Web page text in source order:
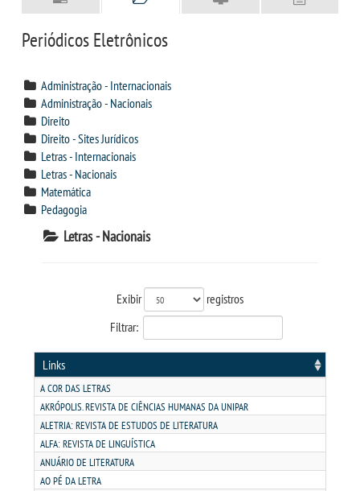
BACHARELADOS
LICENCIATURAS
VESTIBULAR
SEGUNDA GRADUAÇÃO
MATRÍCULA
EDITAL
PUBLICAÇÕES
Periódicos Eletrônicos
Administração - Internacionais
Administração - Nacionais
Direito
Direito - Sites Jurídicos
Letras - Internacionais
Letras - Nacionais
Matemática
Pedagogia
Letras - Nacionais
Exibir
registros
Filtrar:
Links
A COR DAS LETRAS
AKRÓPOLIS. REVISTA DE CIÊNCIAS HUMANAS DA UNIPAR
ALETRIA: REVISTA DE ESTUDOS DE LITERATURA
ALFA: REVISTA DE LINGUÍSTICA
ANUÁRIO DE LITERATURA
AO PÉ DA LETRA